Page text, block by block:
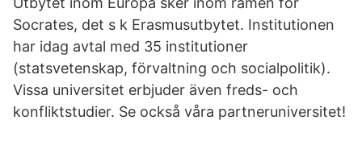
Socrates, det s k Erasmusutbytet. Institutionen
har idag avtal med 35 institutioner
(statsvetenskap, förvaltning och socialpolitik).
Vissa universitet erbjuder även freds- och
konfliktstudier. Se också våra partneruniversitet!